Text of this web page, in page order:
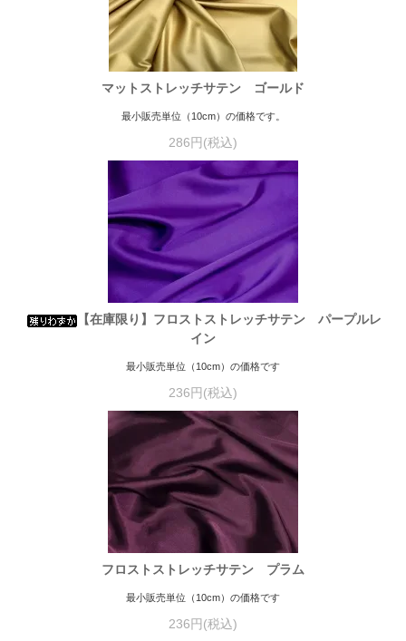
マットストレッチサテン ゴールド
最小販売単位（10cm）の価格です。
286円(税込)
【在庫限り】フロストストレッチサテン パープルレ
イン
最小販売単位（10cm）の価格です
236円(税込)
フロストストレッチサテン プラム
最小販売単位（10cm）の価格です
236円(税込)